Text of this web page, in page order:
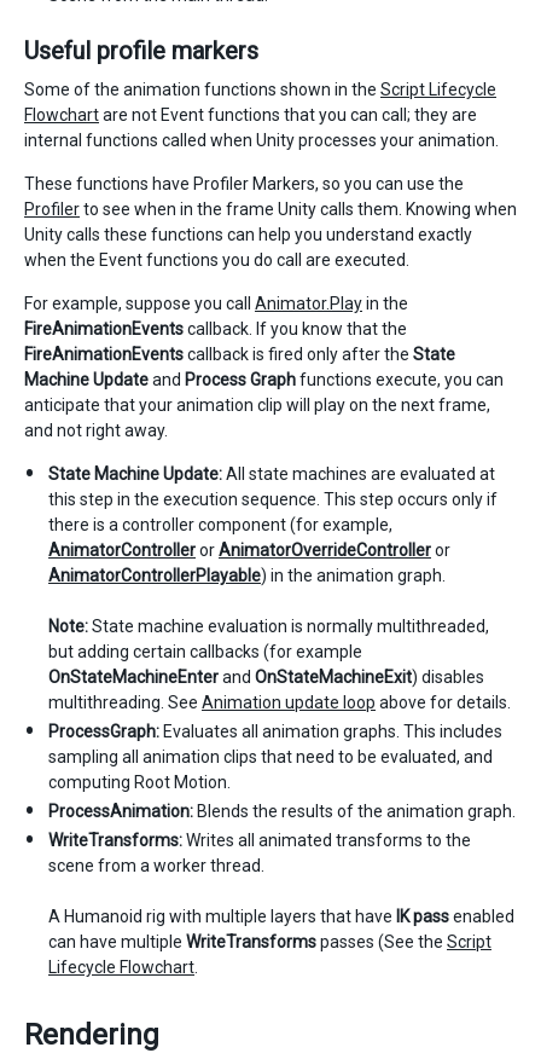
Useful profile markers
Some of the animation functions shown in the Script Lifecycle
Flowchartare not Event functions that you can call; they are
internal functions called when Unity processes your animation.
These functions have Profiler Markers, so you can use the
Profilerto see when in the frame Unity calls them. Knowing when
Unity calls these functions can help you understand exactly
when the Event functions you do call are executed.
For example, suppose you call Animator.Playin the
FireAnimationEventscallback. If you know that the
FireAnimationEventscallback is fired only after the State
Machine Updateand Process Graphfunctions execute, you can
anticipate that your animation clip will play on the next frame,
and not right away.
State Machine Update:All state machines are evaluated at
this step in the execution sequence. This step occurs only if
there is a controller component (for example,
AnimatorControllerorAnimatorOverrideControlleror
AnimatorControllerPlayable) in the animation graph.
Note:State machine evaluation is normally multithreaded,
but adding certain callbacks (for example
OnStateMachineEnterand OnStateMachineExit) disables
multithreading. See Animation update loop above for details.
ProcessGraph: Evaluates all animation graphs. This includes
sampling all animation clips that need to be evaluated, and
computing Root Motion.
ProcessAnimation: Blends the results of the animation graph.
WriteTransforms:Writes all animated transforms to the
scene from a worker thread.
A Humanoid rig with multiple layers that have IK passenabled
can have multiple WriteTransformspasses (See the Script
Lifecycle Flowchart
Rendering